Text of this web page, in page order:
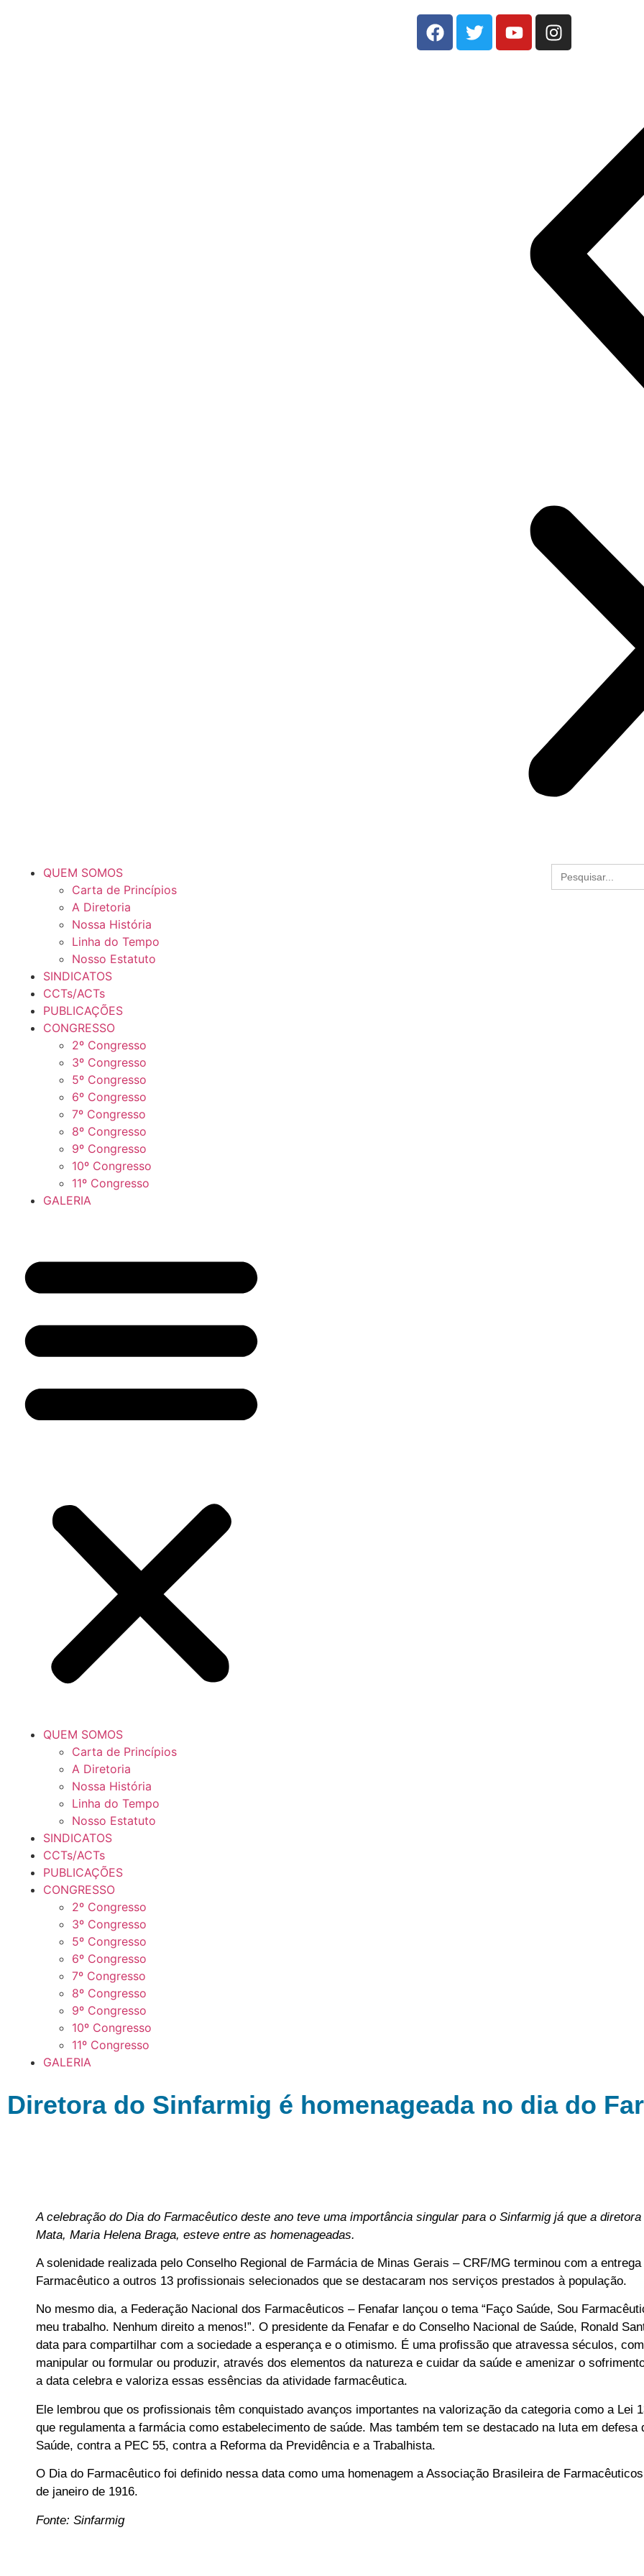
QUEM SOMOS
Carta de Princípios
A Diretoria
Nossa História
Linha do Tempo
Nosso Estatuto
SINDICATOS
CCTs/ACTs
PUBLICAÇÕES
CONGRESSO
2º Congresso
3º Congresso
5º Congresso
6º Congresso
7º Congresso
8º Congresso
9º Congresso
10º Congresso
11º Congresso
GALERIA
QUEM SOMOS
Carta de Princípios
A Diretoria
Nossa História
Linha do Tempo
Nosso Estatuto
SINDICATOS
CCTs/ACTs
PUBLICAÇÕES
CONGRESSO
2º Congresso
3º Congresso
5º Congresso
6º Congresso
7º Congresso
8º Congresso
9º Congresso
10º Congresso
11º Congresso
GALERIA
Search
for:
Diretora do Sinfarmig é homenageada no dia do
A celebração do Dia do Farmacêutico deste ano teve uma importância singular para o Sinfarmig já que a
Mata, Maria Helena Braga, esteve entre as homenageadas.
A solenidade realizada pelo Conselho Regional de Farmácia de Minas Gerais – CRF/MG terminou com a
Farmacêutico a outros 13 profissionais selecionados que se destacaram nos serviços prestados à população.
No mesmo dia, a Federação Nacional dos Farmacêuticos – Fenafar lançou o tema “Faço Saúde, Sou
meu trabalho. Nenhum direito a menos!”. O presidente da Fenafar e do Conselho Nacional de Saúde, Ronald
data para compartilhar com a sociedade a esperança e o otimismo. É uma profissão que atravessa séculos,
manipular ou formular ou produzir, através dos elementos da natureza e cuidar da saúde e amenizar o
a data celebra e valoriza essas essências da atividade farmacêutica.
Ele lembrou que os profissionais têm conquistado avanços importantes na valorização da categoria como a Lei
que regulamenta a farmácia como estabelecimento de saúde. Mas também tem se destacado na luta em defesa
Saúde, contra a PEC 55, contra a Reforma da Previdência e a Trabalhista.
O Dia do Farmacêutico foi definido nessa data como uma homenagem a Associação Brasileira de
de janeiro de 1916.
Fonte: Sinfarmig